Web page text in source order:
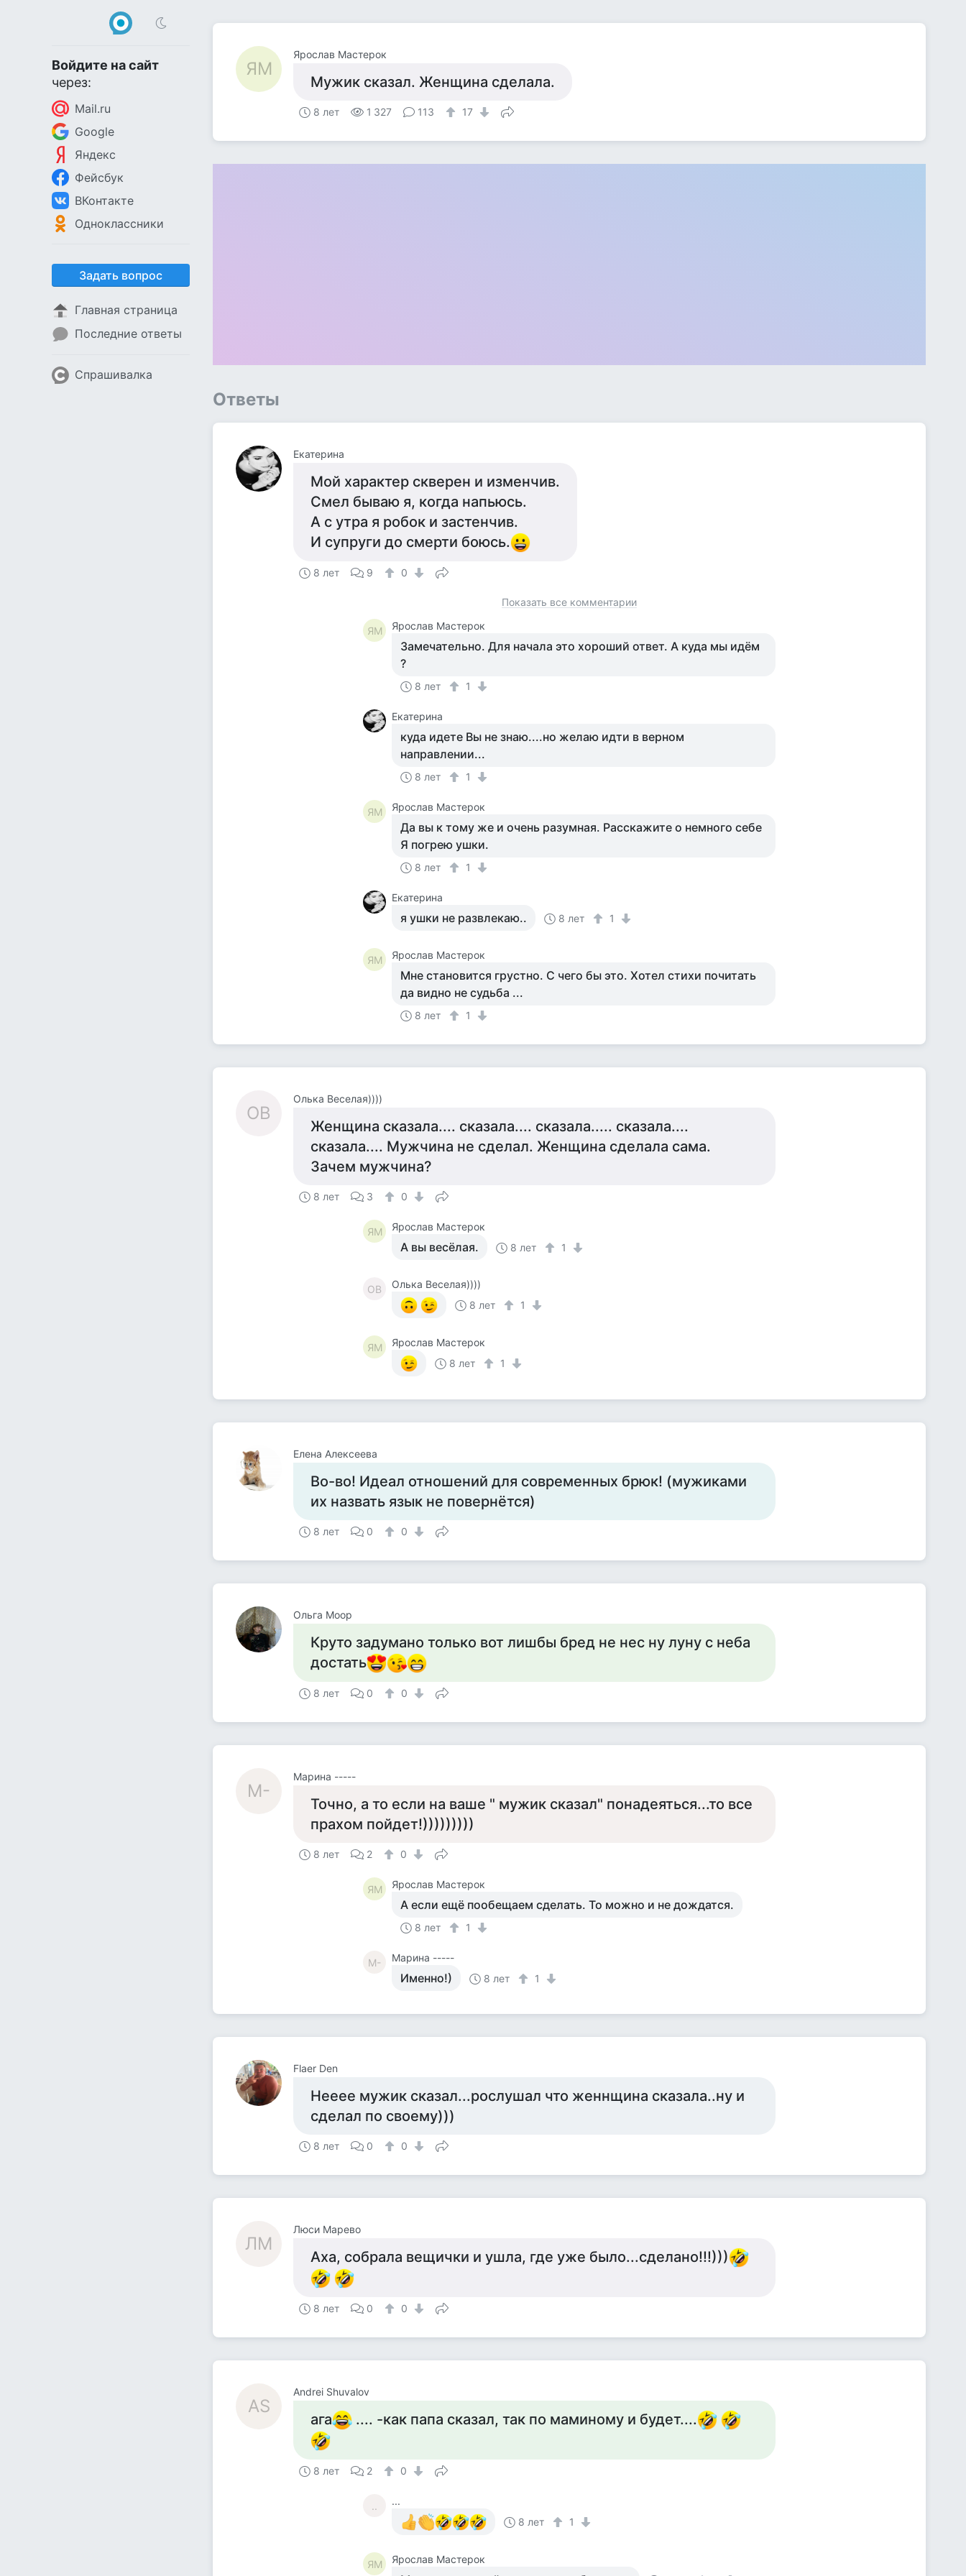
Войдите на сайт
через:
Mail.ru
Google
Яндекс
Фейсбук
ВКонтакте
Одноклассники
Задать вопрос
Главная страница
Последние ответы
Спрашивалка
ЯМ
Ярослав Мастерок
Мужик сказал. Женщина сделала.
8 лет 1 327 113 17
Ответы
Екатерина
Мой характер скверен и изменчив.
Смел бываю я, когда напьюсь.
А с утра я робок и застенчив.
И супруги до смерти боюсь.
8 лет 9 0
Показать все комментарии
ЯМ Ярослав Мастерок
Замечательно. Для начала это хороший ответ. А куда мы идём
?
8 лет 1
Екатерина
куда идете Вы не знаю....но желаю идти в верном
направлении...
8 лет 1
ЯМ Ярослав Мастерок
Да вы к тому же и очень разумная. Расскажите о немного себе
Я погрею ушки.
8 лет 1
Екатерина
я ушки не развлекаю.. 8 лет 1
ЯМ Ярослав Мастерок
Мне становится грустно. С чего бы это. Хотел стихи почитать
да видно не судьба ...
8 лет 1
ОВ
Олька Веселая))))
Женщина сказала.... сказала.... сказала..... сказала....
сказала.... Мужчина не сделал. Женщина сделала сама.
Зачем мужчина?
8 лет 3 0
ЯМ Ярослав Мастерок
А вы весёлая. 8 лет 1
ОВ
Олька Веселая))))
8 лет
1
ЯМ
Ярослав Мастерок
8 лет
1
Елена Алексеева
Во-во! Идеал отношений для современных брюк! (мужиками
их назвать язык не повернётся)
8 лет 0 0
Ольга Моор
Круто задумано только вот лишбы бред не нес ну луну с неба
достать
8 лет 0 0
М-
Марина -----
Точно, а то если на ваше " мужик сказал" понадеяться...то все
прахом пойдет!)))))))))
8 лет 2 0
ЯМ Ярослав Мастерок
А если ещё пообещаем сделать. То можно и не дождатся.
8 лет 1
М- Марина -----
Именно!) 8 лет 1
Flaer Den
Нееее мужик сказал...рослушал что женнщина сказала..ну и
сделал по своему)))
8 лет 0 0
ЛМ
Люси Марево
Аха, собрала вещички и ушла, где уже было...сделано!!!)))
8 лет 0 0
AS
Andrei Shuvalov
ага .... -как папа сказал, так по маминому и будет....
8 лет 2 0
..
...
8 лет
1
ЯМ Ярослав Мастерок